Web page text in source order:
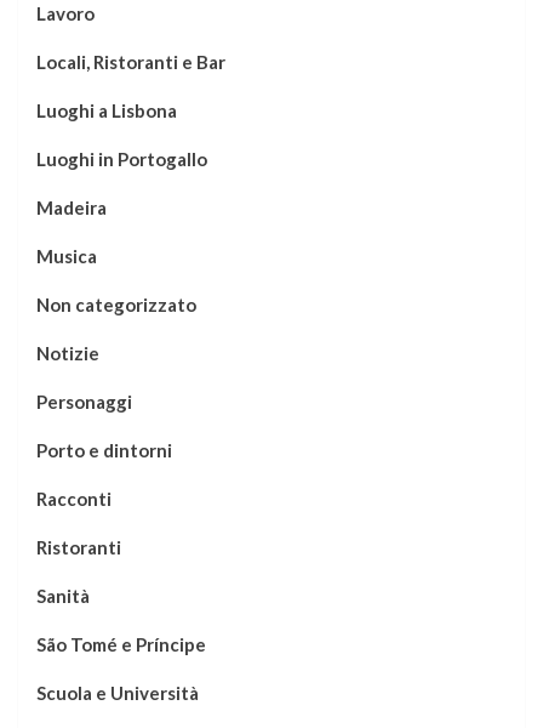
Lavoro
Locali, Ristoranti e Bar
Luoghi a Lisbona
Luoghi in Portogallo
Madeira
Musica
Non categorizzato
Notizie
Personaggi
Porto e dintorni
Racconti
Ristoranti
Sanità
São Tomé e Príncipe
Scuola e Università